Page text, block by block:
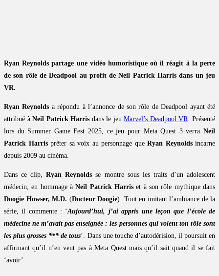
Ryan Reynolds partage une vidéo humoristique où il réagit à la perte
de son rôle de Deadpool au profit de Neil Patrick Harris dans un jeu
VR.
Ryan Reynolds a répondu à l’annonce de son rôle de Deadpool ayant été
attribué àNeil Patrick Harris dans le jeuMarvel’s Deadpool VR. Présenté
lors du Summer Game Fest 2025, ce jeu pour Meta Quest 3 verra Neil
Patrick Harrisprêter sa voix au personnage que Ryan Reynoldsincarne
depuis 2009 au cinéma.
Dans ce clip,Ryan Reynolds se montre sous les traits d’un adolescent
médecin, en hommage àNeil Patrick Harris et à son rôle mythique dans
Doogie Howser, M.D. (Docteur Doogie). Tout en imitant l’ambiance de la
série, il commente : ‘Aujourd’hui, j’ai appris une leçon que l’école de
médecine ne m’avait pas enseignée : les personnes qui volent ton rôle sont
les plus grosses *** de tous‘. Dans une touche d’autodérision, il poursuit en
affirmant qu’il n’en veut pas à Meta Quest mais qu’il sait quand il se fait
‘avoir’.